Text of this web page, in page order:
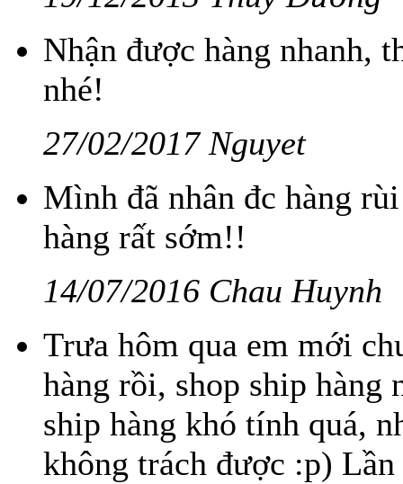
Nhận được hàng nhanh,
nhé!
27/02/2017 Nguyet
Mình đã nhân đc hàng
hàng rất sớm!!
14/07/2016 Chau Huynh
Trưa hôm qua em mới
hàng rồi, shop ship
ship hàng khó tính quá,
không trách được :p)